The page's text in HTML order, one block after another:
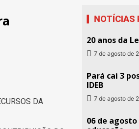
DA
NOTÍCIAS
20 anos da
7 de agosto de
Pará cai 3
IDEB
7 de agosto de
06 de